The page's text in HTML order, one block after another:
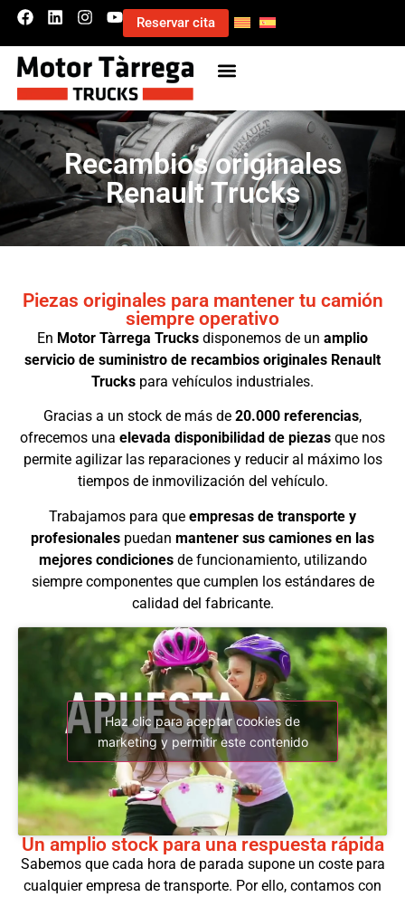
Reservar cita
Recambios originales
Renault Trucks
Piezas originales para mantener tu camión
siempre operativo
En Motor Tàrrega Trucks disponemos de un amplio
servicio de suministro de recambios originales Renault
Trucks para vehículos industriales.
Gracias a un stock de más de 20.000 referencias,
ofrecemos una elevada disponibilidad de piezas que nos
permite agilizar las reparaciones y reducir al máximo los
tiempos de inmovilización del vehículo.
Trabajamos para que empresas de transporte y
profesionales puedan mantener sus camiones en las
mejores condicionesde funcionamiento, utilizando
siempre componentes que cumplen los estándares de
calidad del fabricante.
Haz clic para aceptar cookies de
marketing y permitir este contenido
Un amplio stock para una respuesta rápida
Sabemos que cada hora de parada supone un coste para
cualquier empresa de transporte. Por ello, contamos con